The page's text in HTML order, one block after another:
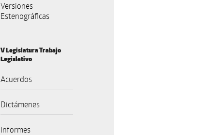
Versiones
Estenográficas
V Legislatura Trabajo
Legislativo
Acuerdos
Dictámenes
Informes